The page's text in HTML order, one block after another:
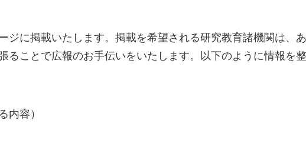
に掲載いたします。掲載を希望される研究教育諸機関は、
ことで広報のお手伝いをいたします。
以下のように情報を
内容）